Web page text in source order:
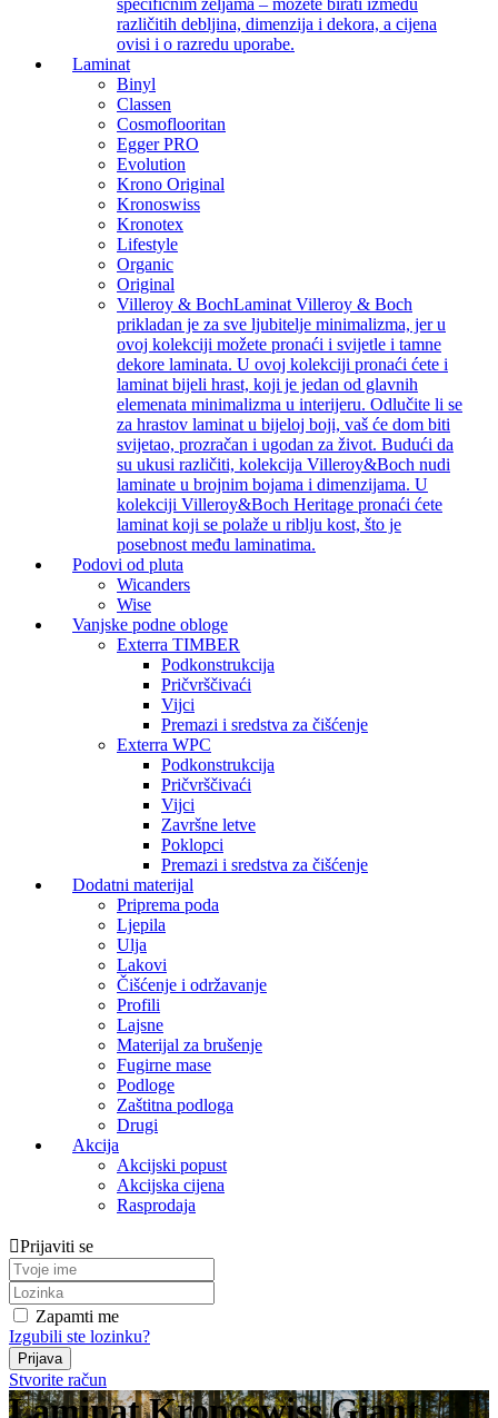
različitih debljina, dimenzija i dekora, a cijena
ovisi i o razredu uporabe.
Laminat
Binyl
Classen
Cosmoflooritan
Egger PRO
Evolution
Krono Original
Kronoswiss
Kronotex
Lifestyle
Organic
Original
Villeroy & BochLaminat Villeroy & Boch
prikladan je za sve ljubitelje minimalizma, jer u
ovoj kolekciji možete pronaći i svijetle i tamne
dekore laminata. U ovoj kolekciji pronaći ćete i
laminat bijeli hrast, koji je jedan od glavnih
elemenata minimalizma u interijeru. Odlučite li se
za hrastov laminat u bijeloj boji, vaš će dom biti
svijetao, prozračan i ugodan za život. Budući da
su ukusi različiti, kolekcija Villeroy&Boch nudi
laminate u brojnim bojama i dimenzijama. U
kolekciji Villeroy&Boch Heritage pronaći ćete
laminat koji se polaže u riblju kost, što je
posebnost među laminatima.
Podovi od pluta
Wicanders
Wise
Vanjske podne obloge
Exterra TIMBER
Podkonstrukcija
Pričvrščivaći
Vijci
Premazi i sredstva za čišćenje
Exterra WPC
Podkonstrukcija
Pričvrščivaći
Vijci
Završne letve
Poklopci
Premazi i sredstva za čišćenje
Dodatni materijal
Priprema poda
Ljepila
Ulja
Lakovi
Čišćenje i održavanje
Profili
Lajsne
Materijal za brušenje
Fugirne mase
Podloge
Zaštitna podloga
Drugi
Akcija
Akcijski popust
Akcijska cijena
Rasprodaja
Prijaviti se
Zapamti me
Izgubili ste lozinku?
Stvorite račun
Laminat Kronoswiss Giant